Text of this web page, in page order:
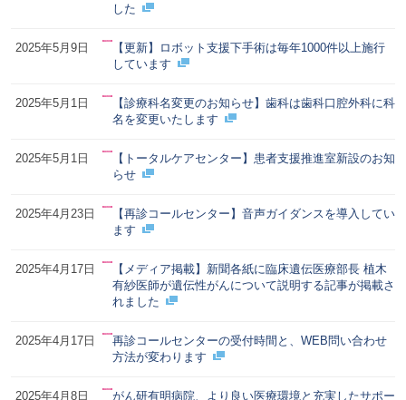
した
2025年5月9日
【更新】ロボット支援下手術は毎年1000件以上施行
しています
2025年5月1日
【診療科名変更のお知らせ】歯科は歯科口腔外科に科
名を変更いたします
2025年5月1日
【トータルケアセンター】患者支援推進室新設のお知
らせ
2025年4月23日
【再診コールセンター】音声ガイダンスを導入してい
ます
2025年4月17日
【メディア掲載】新聞各紙に臨床遺伝医療部長 植木
有紗医師が遺伝性がんについて説明する記事が掲載さ
れました
2025年4月17日
再診コールセンターの受付時間と、WEB問い合わせ
方法が変わります
2025年4月8日 がん研有明病院、より良い医療環境と充実したサポー